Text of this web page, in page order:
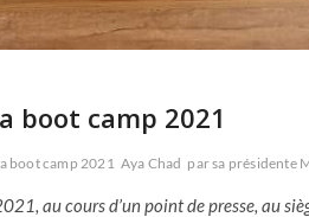
boot camp 2021
boot camp 2021 Aya Chad par sa présidente
au cours d’un point de presse, au